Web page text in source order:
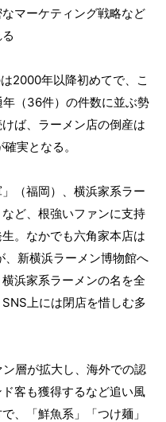
マーケティング戦略など
2000年以降初めてで、こ
（36件）の件数に並ぶ勢
ば、ラーメン店の倒産は
実となる。
（福岡）、横浜家系ラー
ど、根強いファンに支持
。なかでも六角家本店は
新横浜ラーメン博物館へ
浜家系ラーメンの名を全
上には閉店を惜しむ多
層が拡大し、海外での認
客も獲得するなど追い風
、「鮮魚系」「つけ麺」